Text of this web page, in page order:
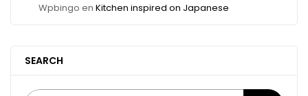
Wpbingo en Kitchen inspired on Japanese
SEARCH